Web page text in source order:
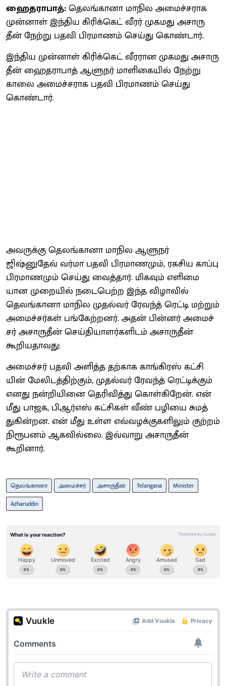
ஹைதராபாத்:தெலங்​கானா மாநில அமைச்​ச​ராக
முன்​னாள் இந்​திய கிரிக்​கெட் வீரர் முகமது அசா​ரு​
தீன் நேற்று பதவி பிர​மாணம் செய்து கொண்​டார்.
இந்​திய முன்​னாள் கிரிக்​கெட் வீர​ரான முகமது அசா​ரு​
தீன் ஹைத​ரா​பாத் ஆளுநர் மாளி​கை​யில் நேற்று
காலை அமைச்​ச​ராக பதவி பிர​மாணம் செய்து
கொண்​டார்.
அவருக்கு தெலங்​கானா மாநில ஆளுநர்
ஜிஷ்னுதேவ் வர்மா பதவி பிர​மாண​மும், ரகசிய காப்பு
பிர​மாண​மும் செய்து வைத்​தார். மிக​வும் எளிமை​
யான முறை​யில் நடை​பெற்ற இந்த விழா​வில்
தெலங்​கானா மாநில முதல்​வர் ரேவந்த் ரெட்டி மற்​றும்
அமைச்​சர்​கள் பங்​கேற்​றனர். அதன் பின்​னர் அமைச்​
சர் அசாருதீன் செய்​தி​யாளர்​களிடம் அசாருதீன்
கூறியதாவது:
அமைச்​சர் பதவி அளித்த தற்காக காங்​கிரஸ் கட்​சி​
யின் மேலிடத்​திற்​கும், முதல்​வர் ரேவந்த் ரெட்​டிக்​கும்
எனது நன்​றி​யினை தெரி​வித்து கொள்​கிறேன். என்
மீது பாஜக, பிஆர்​எஸ் கட்​சிகள் வீண் பழியை சுமத்​
துகின்​றன. என் மீது உள்ள எவ்​வழக்​கு​களி​லும் குற்​றம்
நிரூபனம் ஆகவில்​லை. இவ்வாறு அசாருதீன்
கூறினார்.
தெலங்கானா அமைச்சர் அசாருதீன் Telangana
Minister
Azharuddin